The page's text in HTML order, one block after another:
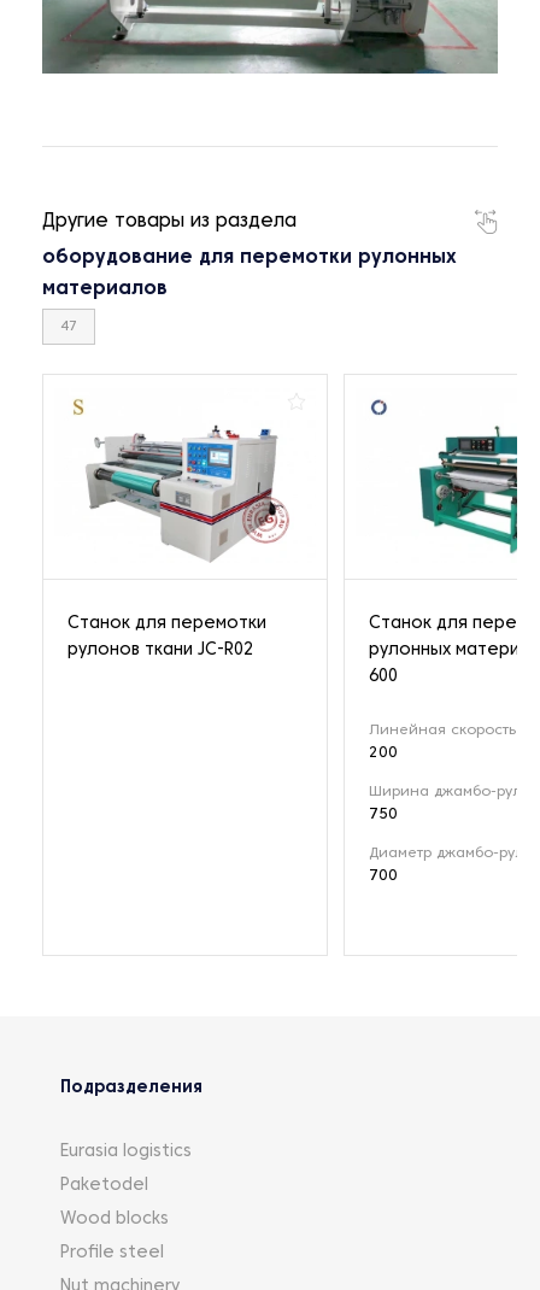
Другие товары из раздела
оборудование для перемотки рулонных
материалов
47
Станок для перемотки
рулонов ткани JC-R02
Станок для
рулонных
600
Линейная скорость
200
Ширина джамбо-
750
Диаметр джамбо-
700
Подразделения
Eurasia logistics
Paketodel
Wood blocks
Profile steel